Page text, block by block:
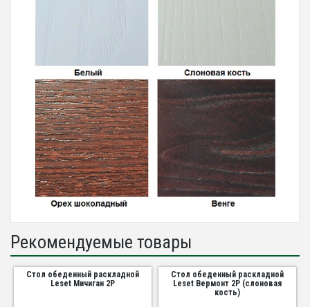
Рекомендуемые товары
Стол обеденный раскладной
Leset Мичиган 2Р
Стол обеденный раскладной
Leset Вермонт 2Р (слоновая
кость)